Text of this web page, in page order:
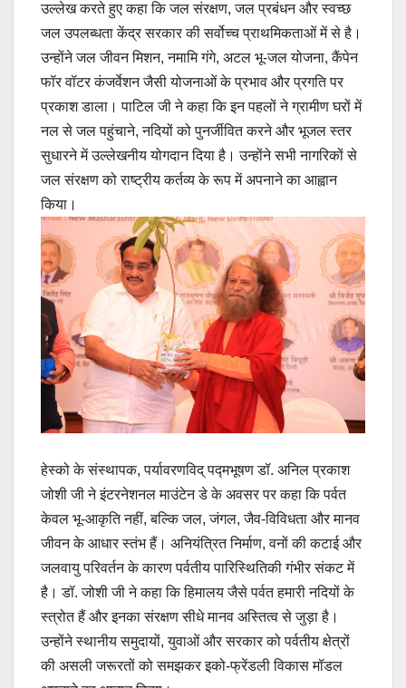
उल्लेख करते हुए कहा कि जल संरक्षण, जल प्रबंधन और स्वच्छ
जल उपलब्धता केंद्र सरकार की सर्वोच्च प्राथमिकताओं में से है।
उन्होंने जल जीवन मिशन, नमामि गंगे, अटल भू-जल योजना, कैंपेन
फॉर वॉटर कंजर्वेशन जैसी योजनाओं के प्रभाव और प्रगति पर
प्रकाश डाला। पाटिल जी ने कहा कि इन पहलों ने ग्रामीण घरों में
नल से जल पहुंचाने, नदियों को पुनर्जीवित करने और भूजल स्तर
सुधारने में उल्लेखनीय योगदान दिया है। उन्होंने सभी नागरिकों से
जल संरक्षण को राष्ट्रीय कर्तव्य के रूप में अपनाने का आह्वान
किया।
हेस्को के संस्थापक, पर्यावरणविद् पद्मभूषण डॉ. अनिल प्रकाश
जोशी जी ने इंटरनेशनल माउंटेन डे के अवसर पर कहा कि पर्वत
केवल भू-आकृति नहीं, बल्कि जल, जंगल, जैव-विविधता और मानव
जीवन के आधार स्तंभ हैं। अनियंत्रित निर्माण, वनों की कटाई और
जलवायु परिवर्तन के कारण पर्वतीय पारिस्थितिकी गंभीर संकट में
है। डॉ. जोशी जी ने कहा कि हिमालय जैसे पर्वत हमारी नदियों के
स्त्रोत हैं और इनका संरक्षण सीधे मानव अस्तित्व से जुड़ा है।
उन्होंने स्थानीय समुदायों, युवाओं और सरकार को पर्वतीय क्षेत्रों
की असली जरूरतों को समझकर इको-फ्रेंडली विकास मॉडल